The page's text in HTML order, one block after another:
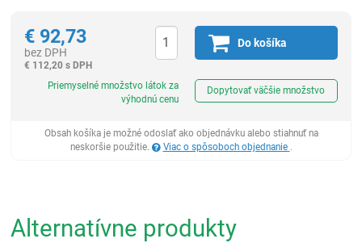
€ 92,73
bez DPH
€ 112,20 s DPH
Do košíka
Priemyselné množstvo látok za
výhodnú cenu
Dopytovať väčšie množstvo
Obsah košíka je možné odoslať ako objednávku alebo stiahnuť na
neskoršie použitie.
Viac o spôsoboch objednanie .
Alternatívne produkty